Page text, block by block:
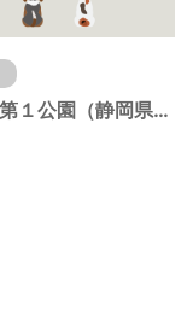
諏訪町第１公園（静岡県静岡市）